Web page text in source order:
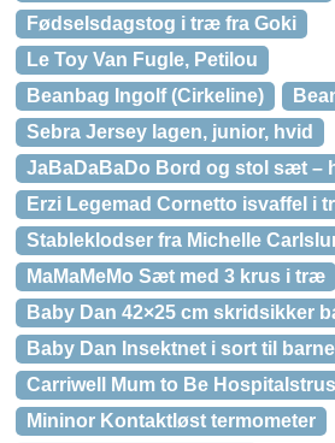
Fødselsdagstog i træ fra Goki
Le Toy Van Fugle, Petilou
Beanbag Ingolf (Cirkeline)
Sebra Jersey lagen, junior, hvid
JaBaDaBaDo Bord og stol sæt –
Erzi Legemad Cornetto isvaffel i
Stableklodser fra Michelle
MaMaMeMo Sæt med 3 krus i træ
Baby Dan 42×25 cm skridsikker
Baby Dan Insektnet i sort til
Carriwell Mum to Be
Mininor Kontaktløst termometer